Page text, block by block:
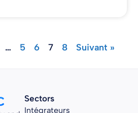
… 5 6 7 8 Suivant »
Sectors
Intégrateurs